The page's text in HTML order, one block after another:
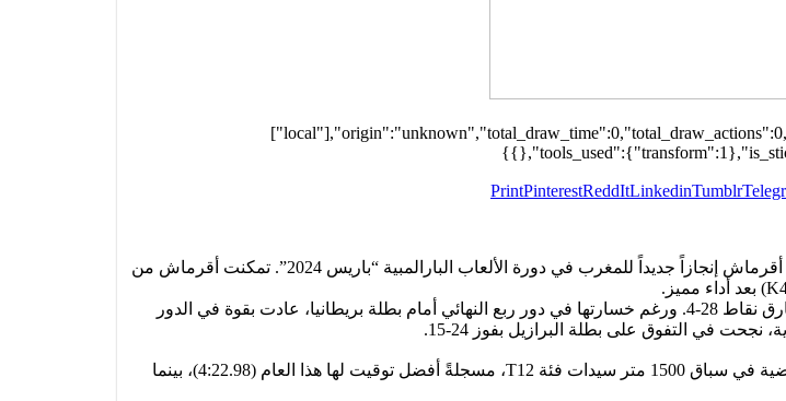
PrintPinterestReddItLinkedinTumblr
في استمرار لنجاحات الرياضة المغربية على الساحة الدولية، أضافت البطلة رجاء أقرماش إنجازاً جديداً للمغرب في دورة الألعاب البارالمبية “باريس 2024”. تمكنت أقرماش من
افتتحت أقرماش، المصنفة السابعة عالمياً، مشوارها بفوز كبير على بطلة تايلاند بفارق نقاط 28-4. ورغم خسارتها في دور ربع النهائي أمام بطلة بريطانيا، عادت بقوة في الدور
وفي سياق متصل، أضافت العداءة المغربية فاطمة الزهراء الإدريسي الميدالية الفضية في سباق 1500 متر سيدات فئة T12، مسجلةً أفضل توقيت لها هذا العام (4:22.98)، بينما